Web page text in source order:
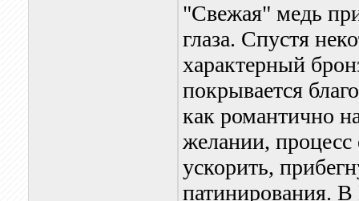
"Свежая" медь
глаза. Спустя
характерный
покрывается
как романтично
желании, процесс
ускорить,
патинирования.